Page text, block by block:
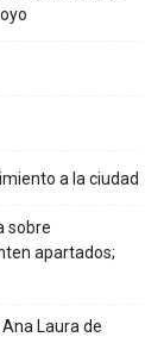
a la ciudad
sobre
apartados;
Laura de